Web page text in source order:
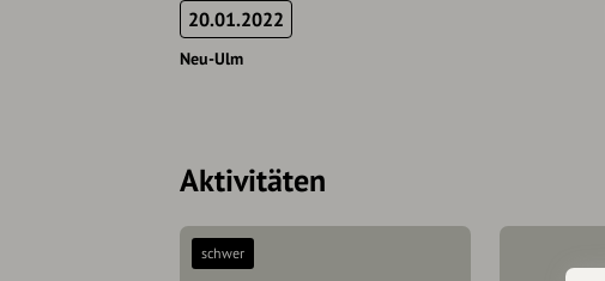
20.01.2022
Neu-Ulm
Aktivitäten
schwer